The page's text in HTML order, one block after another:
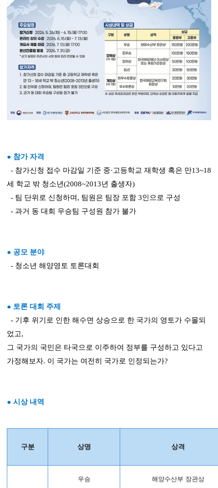
● 참가 자격
- 참가신청 접수 마감일 기준 중·고등학교 재학생 혹은 만13~18
세 학교 밖 청소년(2008~2013년 출생자)
- 팀 단위로 신청하며, 팀원은 팀장 포함 3인으로 구성
- 과거 동 대회 우승팀 구성원 참가 불가
● 공모 분야
- 청소년 해양영토 토론대회
● 토론 대회 주제
- 기후 위기로 인한 해수면 상승으로 한 국가의 영토가 수몰되
었고,
그 국가의 국민은 타국으로 이주하여 정부를 구성하고 있다고
가정해보자. 이 국가는 여전히 국가로 인정되는가?
● 시상 내역
구분 상명 상격
우승 해양수산부 장관상